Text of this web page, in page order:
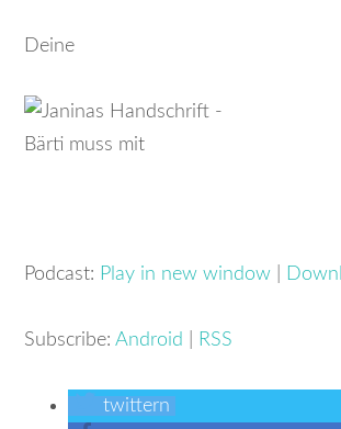
Deine
Podcast: Play in new window
Subscribe:Android RSS
twittern